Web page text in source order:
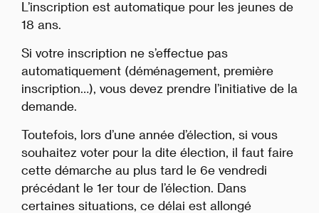
L’inscription est automatique pour les jeunes de
18 ans.
Si votre inscription ne s’effectue pas
automatiquement (déménagement, première
inscription…), vous devez prendre l’initiative de la
demande.
Toutefois, lors d’une année d’élection, si vous
souhaitez voter pour la dite élection, il faut faire
cette démarche au plus tard le 6e vendredi
précédant le 1er tour de l’élection. Dans
certaines situations, ce délai est allongé